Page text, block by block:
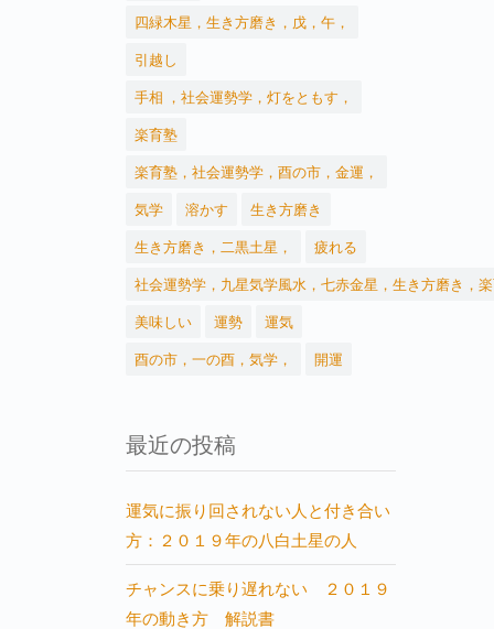
四緑木星，生き方磨き，戊，午，
引越し
手相 ，社会運勢学，灯をともす，
楽育塾
楽育塾，社会運勢学，酉の市，金運，
気学
溶かす
生き方磨き
生き方磨き，二黒土星，
疲れる
社会運勢学，九星気学風水，七赤金星，生き方磨き，
美味しい
運勢
運気
酉の市，一の酉，気学，
開運
最近の投稿
運気に振り回されない人と付き合い
方：２０１９年の八白土星の人
チャンスに乗り遅れない ２０１９
年の動き方 解説書